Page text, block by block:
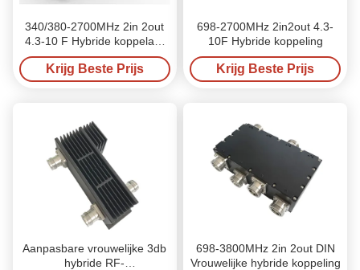
340/380-2700MHz 2in 2out
4.3-10 F Hybride koppelaar
voor DAS IBS
Krijg Beste Prijs
698-2700MHz 2in2out 4.3-
10F Hybride koppeling
Krijg Beste Prijs
Aanpasbare vrouwelijke 3db
hybride RF-
698-3800MHz 2in 2out DIN
Vrouwelijke hybride koppeling